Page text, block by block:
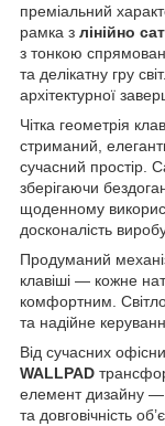
преміальний
рамка з лінійно
з тонкою
та делікатну гру
архітектурної
Чітка геометрія
стриманий,
сучасний простір.
зберігаючи
щоденному
досконалість
Продуманий
клавіші — кожне
комфортним.
та надійне
Від сучасних
WALLPAD
елемент дизайну —
та довговічність